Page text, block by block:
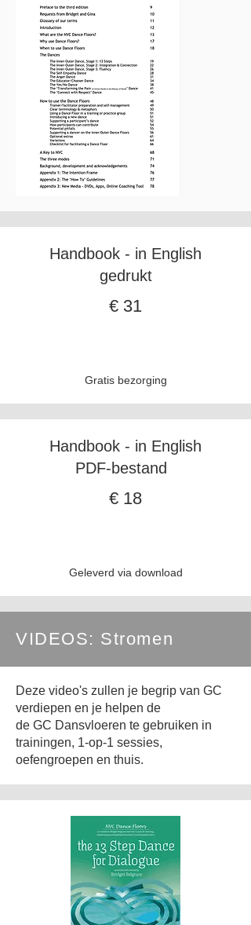
Handbook - in English
gedrukt
€ 31
Gratis bezorging
Handbook - in English
PDF-bestand
€ 18
Geleverd via download
VIDEOS: Stromen
Deze video's zullen je begrip van GC
verdiepen en je helpen de
de GC Dansvloeren te gebruiken in
trainingen, 1-op-1 sessies,
oefengroepen en thuis.